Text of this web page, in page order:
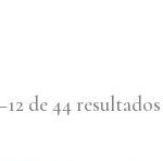
de 44 resultados